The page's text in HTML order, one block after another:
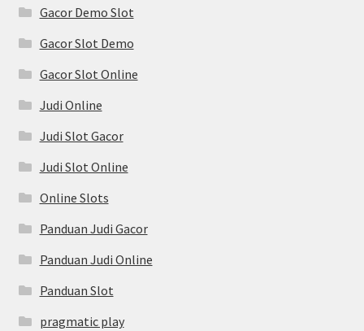
Gacor Demo Slot
Gacor Slot Demo
Gacor Slot Online
Judi Online
Judi Slot Gacor
Judi Slot Online
Online Slots
Panduan Judi Gacor
Panduan Judi Online
Panduan Slot
pragmatic play